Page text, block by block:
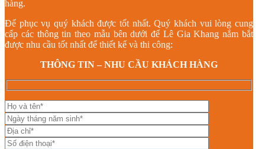
hàng.
Để phục vụ quý khách được tốt nhất. Quý khách vui lòng cung
cấp các thông tin theo mẫu bên dưới để Lê Gia Khang nắm bắt
được nhu cầu tốt nhất để thiết kế và thi công:
THÔNG TIN – NHU CẦU KHÁCH HÀNG